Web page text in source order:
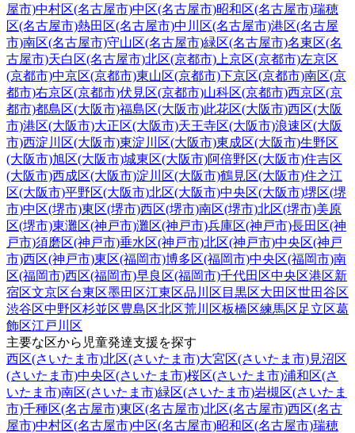
屋市)中村区(名古屋市)中区(名古屋市)昭和区(名古屋市)瑞穂
区(名古屋市)熱田区(名古屋市)中川区(名古屋市)港区(名古屋
市)南区(名古屋市)守山区(名古屋市)緑区(名古屋市)名東区(名
古屋市)天白区(名古屋市)北区(京都市) 上京区(京都市)左京区
(京都市)中京区(京都市)東山区(京都市)下京区(京都市)南区(京
都市)右京区(京都市)伏見区(京都市)山科区(京都市)西京区(京
都市)都島区(大阪市)福島区(大阪市)此花区(大阪市)西区(大阪
市)港区(大阪市)大正区(大阪市)天王寺区(大阪市)浪速区(大阪
市)西淀川区(大阪市)東淀川区(大阪市)東成区(大阪市)生野区
(大阪市)旭区(大阪市)城東区(大阪市)阿倍野区(大阪市)住吉区
(大阪市)西成区(大阪市)淀川区(大阪市)鶴見区(大阪市)住之江
区(大阪市)平野区(大阪市)北区(大阪市)中央区(大阪市)堺区(堺
市)中区(堺市)東区(堺市)西区(堺市)南区(堺市)北区(堺市)美原
区(堺市)東灘区(神戸市)灘区(神戸市)兵庫区(神戸市)長田区(神
戸市)須磨区(神戸市)垂水区(神戸市)北区(神戸市)中央区(神戸
市)西区(神戸市)東区(福岡市)博多区(福岡市)中央区(福岡市)南
区(福岡市)西区(福岡市)早良区(福岡市)千代田区中央区港区新
宿区文京区台東区墨田区江東区品川区 目黒区大田区世田谷区
渋谷区中野区杉並区豊島区北区荒川区板橋区練馬区足立区葛
飾区江戸川区
主要な区から児童発達支援を探す
西区(さいたま市)北区(さいたま市)大宮区(さいたま市)見沼区
(さいたま市)中央区(さいたま市)桜区(さいたま市)浦和区(さ
いたま市)南区(さいたま市)緑区(さいたま市)岩槻区(さいたま
市)千種区(名古屋市)東区(名古屋市)北区(名古屋市)西区(名古
屋市)中村区(名古屋市)中区(名古屋市)昭和区(名古屋市)瑞穂